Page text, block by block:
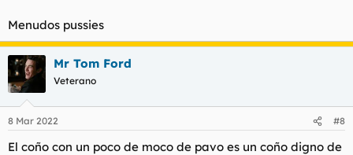
Menudos pussies
Mr Tom Ford
Veterano
8 Mar 2022 #8
El coño con un poco de moco de pavo es un coño digno de